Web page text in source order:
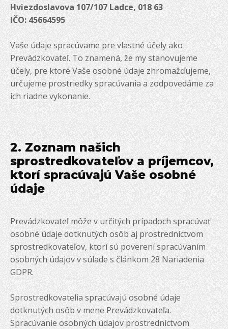
Hviezdoslavova 107/107 Ladce, 018 63
IČO: 45664595
Vaše údaje spracúvame pre vlastné účely ako
Prevádzkovateľ. To znamená, že my stanovujeme
účely, pre ktoré Vaše osobné údaje zhromažďujeme,
určujeme prostriedky spracúvania a zodpovedáme za
ich riadne vykonanie.
2. Zoznam našich
sprostredkovateľov a príjemcov,
ktorí spracúvajú Vaše osobné
údaje
Prevádzkovateľ môže v určitých prípadoch spracúvať
osobné údaje dotknutých osôb aj prostredníctvom
sprostredkovateľov, ktorí sú poverení spracúvaním
osobných údajov v súlade s článkom 28 Nariadenia
GDPR.
Sprostredkovatelia spracúvajú osobné údaje
dotknutých osôb v mene Prevádzkovateľa.
Spracúvanie osobných údajov prostredníctvom